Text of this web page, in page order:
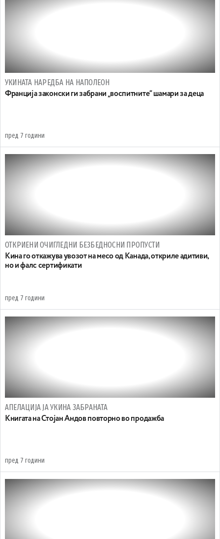
УКИНАТА НАРЕДБА НА НАПОЛЕОН
Франција законски ги забрани „воспитните“ шамари за деца
пред 7 години
ОТКРИЕНИ ОЧИГЛЕДНИ БЕЗБЕДНОСНИ ПРОПУСТИ
Кина го откажува увозот на месо од Канада, откриле адитиви,
но и фалс сертификати
пред 7 години
АПЕЛАЦИЈА ЈА УКИНА ЗАБРАНАТА
Книгата на Стојан Андов повторно во продажба
пред 7 години